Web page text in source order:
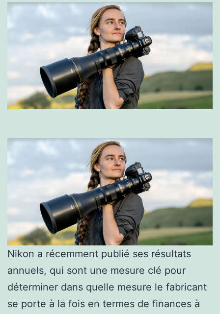
Nikon a récemment publié ses résultats
annuels, qui sont une mesure clé pour
déterminer dans quelle mesure le fabricant
se porte à la fois en termes de finances à